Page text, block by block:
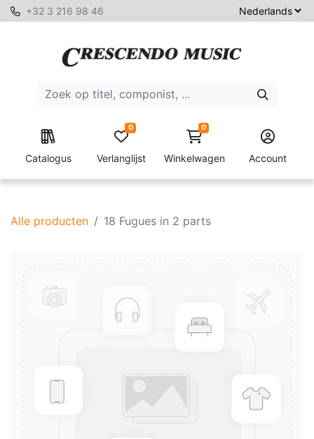
+32 3 216 98 46
Catalogus Verlanglijst
0 0
Winkelwagen Account
Alle producten 18 Fugues in 2 parts